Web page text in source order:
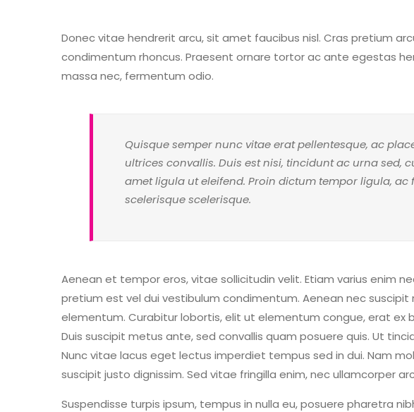
Donec vitae hendrerit arcu, sit amet faucibus nisl. Cras pretium
condimentum rhoncus. Praesent ornare tortor ac ante egestas
massa nec, fermentum odio.
Quisque semper nunc vitae erat pellentesque, ac
ultrices convallis. Duis est nisi, tincidunt ac urna sed,
amet ligula ut eleifend. Proin dictum tempor ligula, ac
scelerisque scelerisque.
Aenean et tempor eros, vitae sollicitudin velit. Etiam varius enim
pretium est vel dui vestibulum condimentum. Aenean nec suscipit
elementum. Curabitur lobortis, elit ut elementum congue, erat ex
Duis suscipit metus ante, sed convallis quam posuere quis. Ut
Nunc vitae lacus eget lectus imperdiet tempus sed in dui. Nam
suscipit justo dignissim. Sed vitae fringilla enim, nec ullamcorper
Suspendisse turpis ipsum, tempus in nulla eu, posuere pharetra